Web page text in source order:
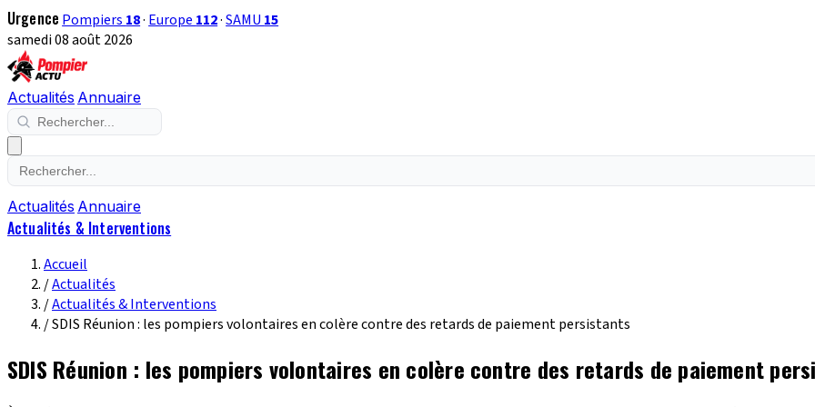
Urgence Pompiers 18· Europe 112·SAMU 15
samedi 08 août 2026
Actualités Annuaire
Actualités Annuaire
Actualités & Interventions
Accueil
/Actualités
/Actualités & Interventions
/SDIS Réunion : les pompiers volontaires en colère contre des retards de paiement persistants
SDIS Réunion : les pompiers volontaires en colère contre des retards de paiement